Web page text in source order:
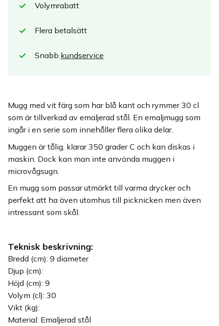
Volymrabatt
Flera betalsätt
Snabb kundservice
Mugg med vit färg som har blå kant och rymmer 30 cl
som är tillverkad av emaljerad stål. En emaljmugg som
ingår i en serie som innehåller flera olika delar.
Muggen är tålig, klarar 350 grader C och kan diskas i
maskin. Dock kan man inte använda muggen i
microvågsugn.
En mugg som passar utmärkt till varma drycker och
perfekt att ha även utomhus till picknicken men även
intressant som skål.
Teknisk beskrivning:
Bredd (cm): 9 diameter
Djup (cm):
Höjd (cm): 9
Volym (cl): 30
Vikt (kg):
Material: Emaljerad stål